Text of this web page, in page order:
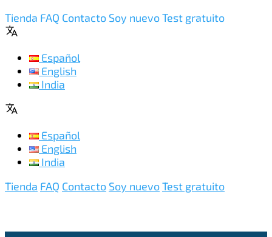
Tienda FAQ Contacto Soy nuevoTest gratuito
Español
English
India
Español
English
India
Tienda FAQ Contacto Soy nuevoTest gratuito